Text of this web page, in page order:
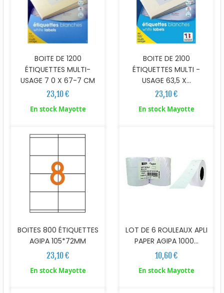
BOITE DE 1200
ÉTIQUETTES MULTI-
USAGE 7 0 X 67-7 CM
23,10 €
En stock Mayotte
BOITE DE 2100
ÉTIQUETTES MULTI -
USAGE 63,5 X...
23,10 €
En stock Mayotte
BOITES 800 ÉTIQUETTES
AGIPA 105*72MM
23,10 €
En stock Mayotte
LOT DE 6 ROULEAUX APLI
PAPER AGIPA 1000...
10,60 €
En stock Mayotte